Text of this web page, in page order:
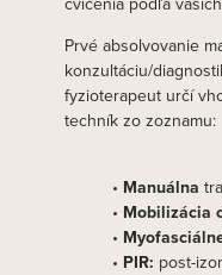
Prvé absolvovanie
konzultáciu/
fyzioterapeut určí
techník zo zoznamu:
• Manuálna
• Mobilizácia
•
• PIR: post-